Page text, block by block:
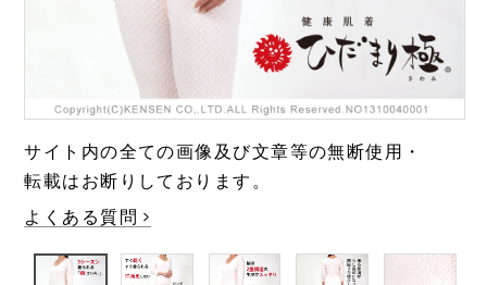
全商品一覧
全商品一覧
サイト内の全ての画像及び文章等の無断使用・
転載はお断りしております。
よくある質問